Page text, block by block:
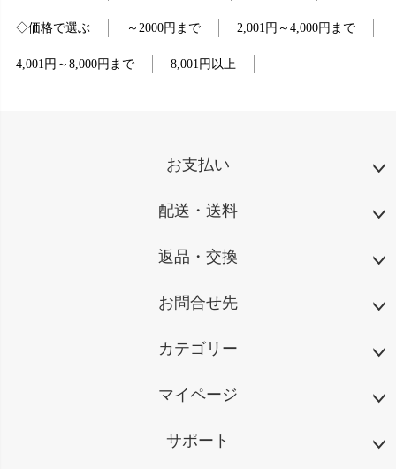
◇価格で選ぶ ～2000円まで 2,001円～4,000円まで
4,001円～8,000円まで 8,001円以上
お支払い
配送・送料
返品・交換
お問合せ先
カテゴリー
マイページ
サポート